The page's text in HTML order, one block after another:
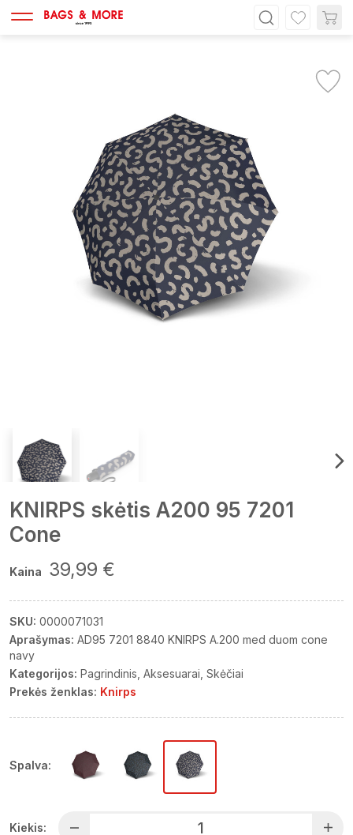
KNIRPS skėtis A200 95 7201
Cone
Kaina 39,99 €
SKU: 0000071031
Aprašymas: AD95 7201 8840 KNIRPS A.200 med duom cone
navy
Kategorijos: Pagrindinis Aksesuarai Skėčiai
Prekės ženklas: Knirps
Spalva:
Kiekis: